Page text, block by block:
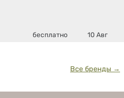
бесплатно 10 Авг
Все бренды →